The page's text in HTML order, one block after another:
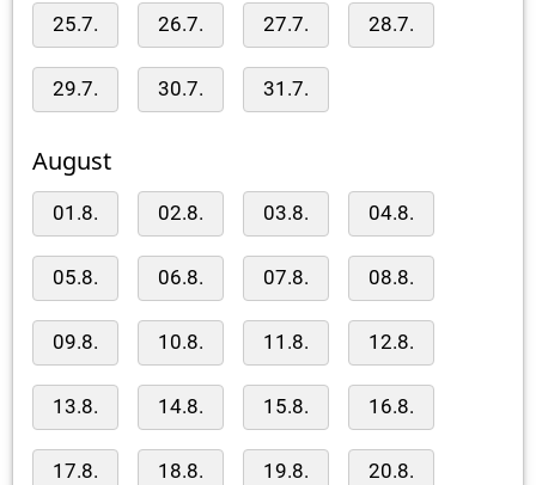
25.7. 26.7. 27.7. 28.7.
29.7. 30.7. 31.7.
August
01.8. 02.8. 03.8. 04.8.
05.8. 06.8. 07.8. 08.8.
09.8. 10.8. 11.8. 12.8.
13.8. 14.8. 15.8. 16.8.
17.8. 18.8. 19.8. 20.8.